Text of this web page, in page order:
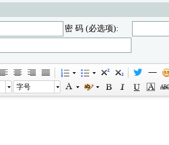
密 码 (必选项):
字号